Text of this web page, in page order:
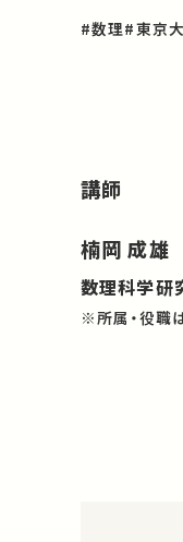
#数理#東京
講師
楠岡 成雄
数理科学研
※所属・役職